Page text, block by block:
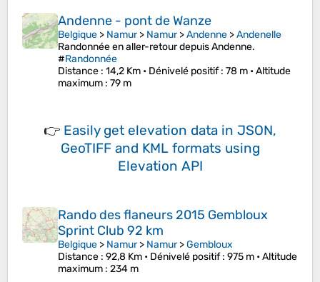
Andenne - pont de Wanze
Belgique > Namur> Namur>Andenne >Andenelle
Randonnée en aller-retour depuis Andenne.
#Randonnée
Distance : 14,2 Km • Dénivelé positif: 78 m •Altitude
maximum : 79 m
👉 Easily get elevation data in JSON,
GeoTIFF and KML formats using
Elevation API
Rando des flaneurs 2015 Gembloux
Sprint Club 92 km
Belgique > Namur> Namur>Gembloux
Distance : 92,8 Km • Dénivelé positif: 975 m •Altitude
maximum : 234 m